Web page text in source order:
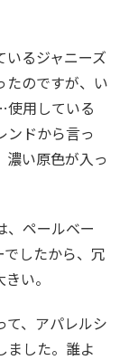
るジャニーズ
たのですが、い
用している
ンドから言っ
濃い原色が入っ
、ペールベー
したから、冗
い。
て、アパレルシ
ました。誰よ